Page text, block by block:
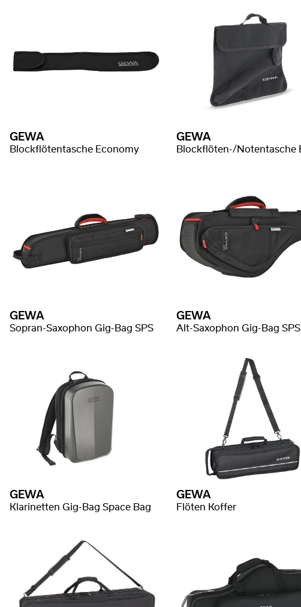
GEWA
Blockflötentasche Economy
GEWA
GEWA
Sopran-Saxophon Gig-Bag SPS
GEWA
Alt-Saxophon Gig-Bag SPS
GEWA
Klarinetten Gig-Bag Space Bag
GEWA
Flöten Koffer